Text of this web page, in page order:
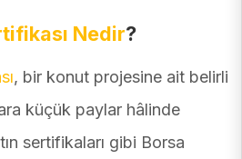
Nedir?
, bir konut projesine ait belirli
küçük paylar hâlinde
sertifikaları gibi Borsa